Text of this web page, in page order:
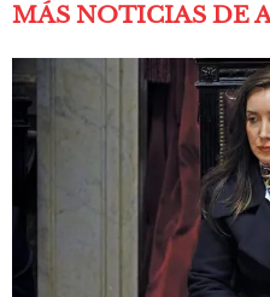
MÁS NOTICIAS DE